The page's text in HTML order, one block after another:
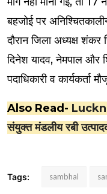
बहजोई पर
दौरान जिला अध्यक्ष
दिनेश यादव, नेमपाल
पदाधिकारी व कार्यकर्ता
Also Read-
संयुक्त मंडलीय रबी
Tags: sambhal